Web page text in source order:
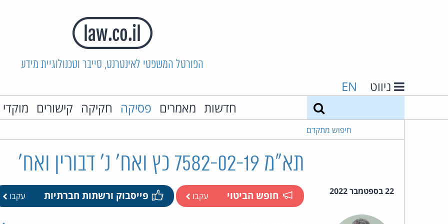
הפורטל המשפטי לאינטרנט, סייבר וטכנולוגיית מידע
ניווט EN
חדשות מאמרים פסיקה חקיקה קישורים
חיפוש מתקדם
תא"מ 7582-02-19 כץ ואח' נ' דבורין ואח'
22 בספטמבר 2022 חופש הביטוי עקבו פייסבוק ורשתות חברתיות עקבו